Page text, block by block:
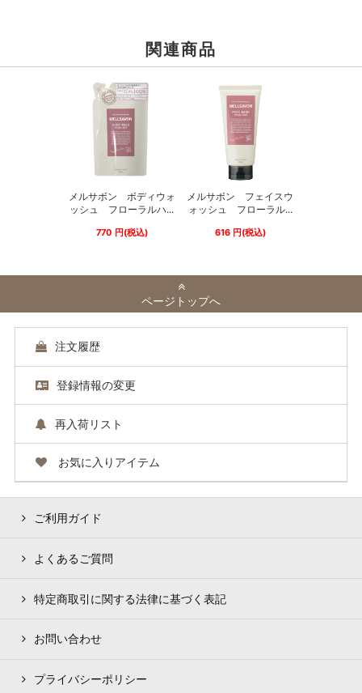
関連商品
メルサボン ボディウォ
ッシュ フローラルハ...
770 円 (税込)
メルサボン フェイスウ
ォッシュ フローラル...
616円 (税込)
ページトップへ
注文履歴
登録情報の変更
再入荷リスト
お気に入りアイテム
ご利用ガイド
よくあるご質問
特定商取引に関する法律に基づく表記
お問い合わせ
プライバシーポリシー